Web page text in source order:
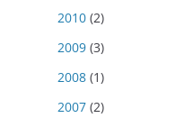
2010 (2)
2009 (3)
2008 (1)
2007 (2)